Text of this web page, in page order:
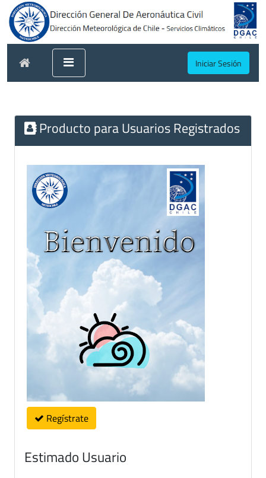
Iniciar Sesión
Producto para Usuarios Registrados
Regístrate
Estimado Usuario